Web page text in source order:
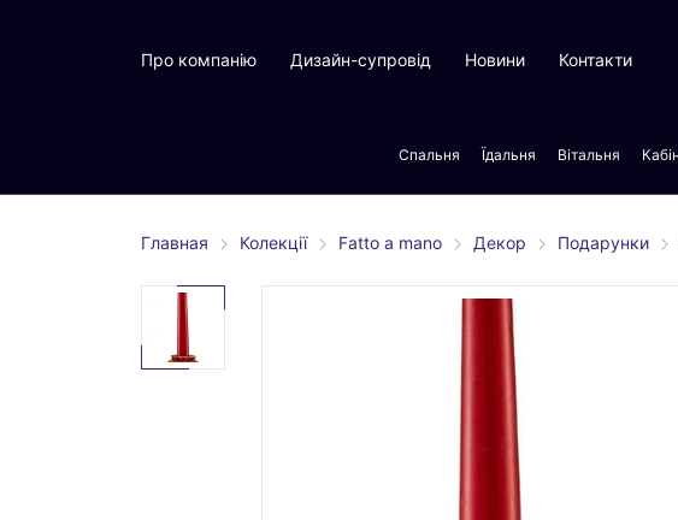
Про компанію Дизайн-супровід Новини Контакти
Спальня Їдальня Вітальня
Главная Колекції Fatto a mano Декор Подарунки